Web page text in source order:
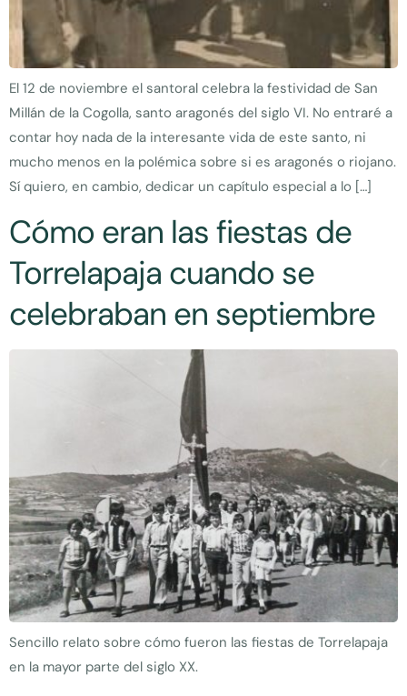
El 12 de noviembre el santoral celebra la festividad de San
Millán de la Cogolla, santo aragonés del siglo VI. No entraré a
contar hoy nada de la interesante vida de este santo, ni
mucho menos en la polémica sobre si es aragonés o riojano.
Sí quiero, en cambio, dedicar un capítulo especial a lo […]
Cómo eran las fiestas de
Torrelapaja cuando se
celebraban en septiembre
Sencillo relato sobre cómo fueron las fiestas de Torrelapaja
en la mayor parte del siglo XX.